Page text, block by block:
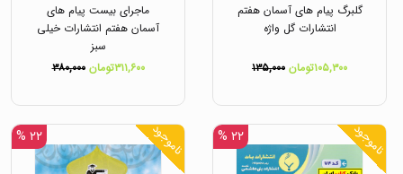
گلبرگ پیام های آسمان هفتم
انتشارات گل واژه
۱۰۵,۳۰۰تومان ۱۳۵,۰۰۰
ماجرای بیست پیام های
آسمان هفتم انتشارات خیلی
سبز
۳۱۱,۶۰۰تومان
۳۸۰,۰۰۰
ناموجود ۲۲ % ناموجود ۲۲ %